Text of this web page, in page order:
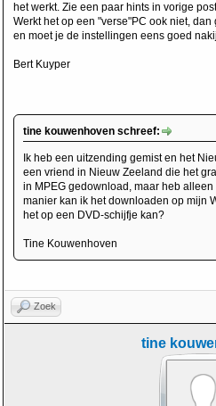
het werkt. Zie een paar hints in vorige
Werkt het op een "verse"PC ook niet,
en moet je de instellingen eens goed
Bert Kuyper
tine kouwenhoven schreef:
Ik heb een uitzending gemist en het
een vriend in Nieuw Zeeland die het
in MPEG gedownload, maar heb
manier kan ik het downloaden op mijn
het op een DVD-schijfje kan?
Tine Kouwenhoven
Zoek
tine